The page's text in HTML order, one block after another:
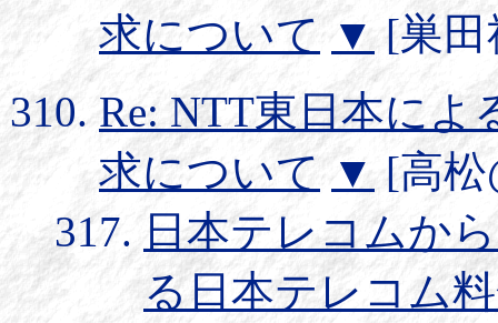
求について ▼ [巣田
Re: NTT東日本によ
求について ▼ [高松
日本テレコムか
る日本テレコム